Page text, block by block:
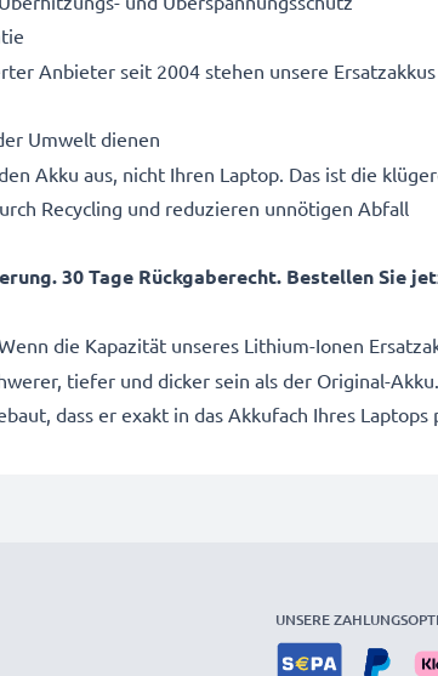
Anbieter seit 2004 stehen unsere
Umwelt dienen
Akku aus, nicht Ihren Laptop. Das ist die
Recycling und reduzieren unnötigen Abfall
30 Tage Rückgaberecht. Bestellen Sie
die Kapazität unseres Lithium-Ionen
tiefer und dicker sein als der Original-
dass er exakt in das Akkufach Ihres Laptops
UNSERE